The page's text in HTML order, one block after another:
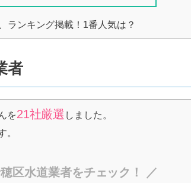
ランキング掲載！1番人気は？
者
を21社厳選 しました。
。
区水道業者をチェック！ ／